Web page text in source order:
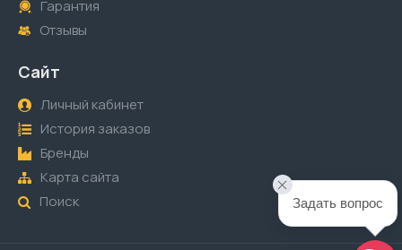
Гарантия
Отзывы
Сайт
Личный кабинет
История заказов
Бренды
Карта сайта
Поиск
Задать вопрос